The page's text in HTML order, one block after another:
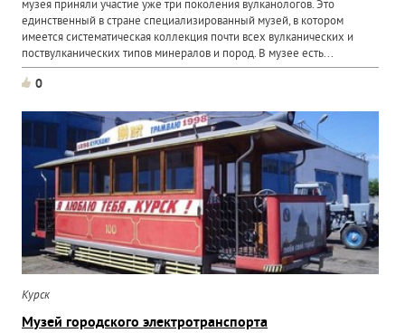
музея приняли участие уже три поколения вулканологов. Это
единственный в стране специализированный музей, в котором
имеется систематическая коллекция почти всех вулканических и
поствулканических типов минералов и пород. В музее есть...
0
Курск
Музей городского электротранспорта